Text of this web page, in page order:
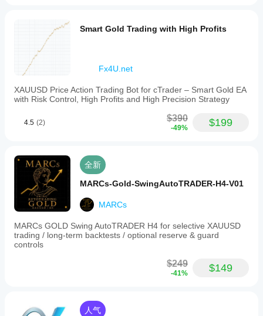
Smart Gold Trading with High Profits
Fx4U.net
XAUUSD Price Action Trading Bot for cTrader – Smart Gold EA
with Risk Control, High Profits and High Precision Strategy
4.5 (2) $390
-49% $199
全新
MARCs-Gold-SwingAutoTRADER-H4-V01
MARCs
MARCs GOLD Swing AutoTRADER H4 for selective XAUUSD
trading / long-term backtests / optional reserve & guard
controls
$249
-41% $149
人气